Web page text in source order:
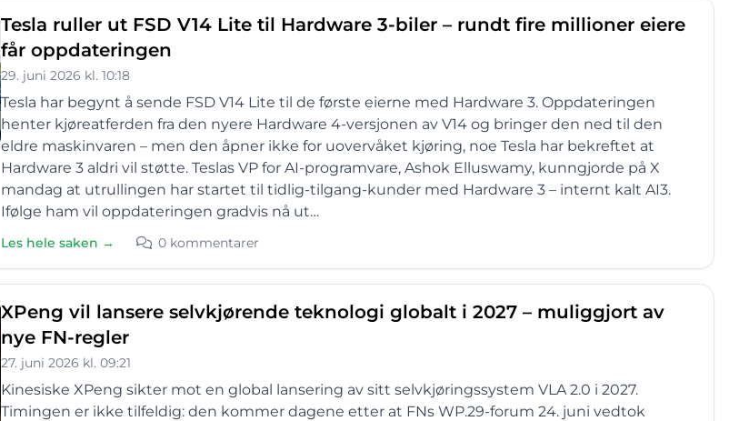
Tesla ruller ut FSD V14 Lite til Hardware 3-biler – rundt fire millioner eiere
får oppdateringen
29. juni 2026 kl. 10:18
Tesla har begynt å sende FSD V14 Lite til de første eierne med Hardware 3. Oppdateringen
henter kjøreatferden fra den nyere Hardware 4-versjonen av V14 og bringer den ned til den
eldre maskinvaren – men den åpner ikke for uovervåket kjøring, noe Tesla har bekreftet at
Hardware 3 aldri vil støtte. Teslas VP for AI-programvare, Ashok Elluswamy, kunngjorde på X
mandag at utrullingen har startet til tidlig-tilgang-kunder med Hardware 3 – internt kalt AI3.
Ifølge ham vil oppdateringen gradvis nå ut…
Les hele saken → 0 kommentarer
XPeng vil lansere selvkjørende teknologi globalt i 2027 – muliggjort av
nye FN-regler
27. juni 2026 kl. 09:21
Kinesiske XPeng sikter mot en global lansering av sitt selvkjøringssystem VLA 2.0 i 2027.
Timingen er ikke tilfeldig: den kommer dagene etter at FNs WP.29-forum 24. juni vedtok